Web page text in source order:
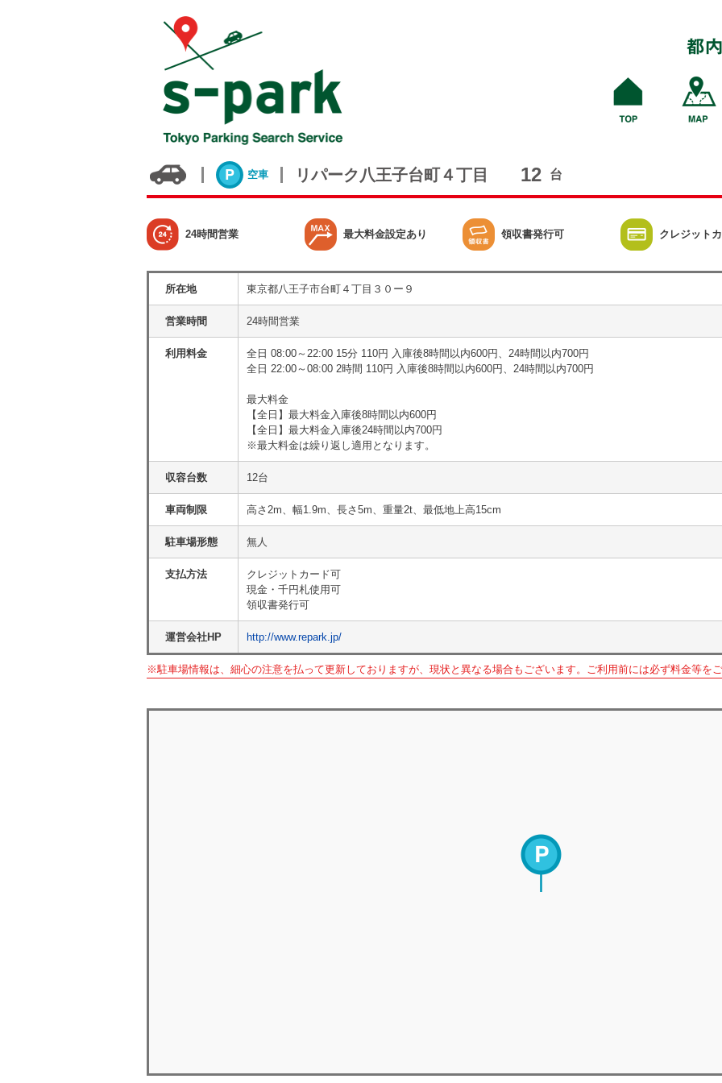
空車 リパーク八王子台町４丁目 12 台
24時間営業 最大料金設定あり 領収書発行可 クレジット
所在地 東京都八王子市台町４丁目３０ー９
営業時間 24時間営業
利用料金
全日 08:00～22:00 15分 110円 入庫後8時間以内600円、24時間以内700円
全日 22:00～08:00 2時間 110円 入庫後8時間以内600円、24時間以内700円
最大料金
【全日】最大料金入庫後8時間以内600円
【全日】最大料金入庫後24時間以内700円
※最大料金は繰り返し適用となります。
収容台数 12台
車両制限 高さ2m、幅1.9m、長さ5m、重量2t、最低地上高15cm
駐車場形態 無人
支払方法
クレジットカード可
現金・千円札使用可
領収書発行可
運営会社HP http://www.repark.jp/
※駐車場情報は、細心の注意を払って更新しておりますが、現状と異なる場合もございます。ご利用前には必ず料金等をご